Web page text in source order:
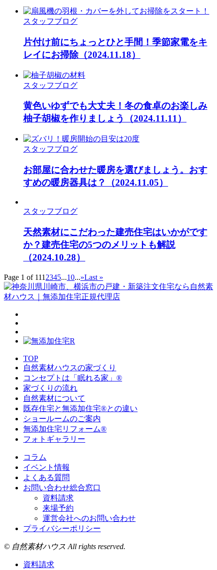
スタッフブログ
片付け前にちょっとひと手間！季節家電をキ
レイにお掃除（2024.11.18）
スタッフブログ
黄色いゆずでも大丈夫！冬の食卓のお楽しみ
柚子胡椒を作りましょう
（2024.11.11）
スタッフブログ
お部屋に合わせた暖房を選びましょう。おす
すめの暖房器具は？
（2024.11.05）
スタッフブログ
天然素材にこだわった建売住宅はいかがです
か？建売住宅の5つのメリットも解説
（2024.10.28）
Page 1 of 111 2345...10...»Last »
TOP
自然素材ハウスの家づくり
コンセプトは「眠れる家」®
家づくりの流れ
自然素材について
既存住宅と無添加住宅®との違い
ショールームのご案内
無添加住宅リフォーム®
フォトギャラリー
コラム
イベント情報
よくある質問
お問い合わせ総合窓口
資料請求
来場予約
運営会社へのお問い合わせ
プライバシーポリシー
© 自然素材ハウス All rights reserved.
資料請求